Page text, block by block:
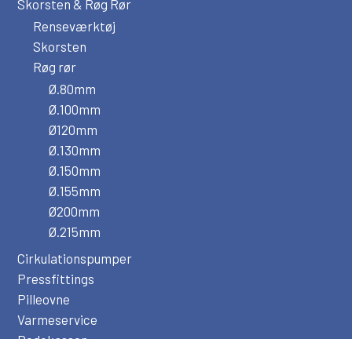
Skorsten & Røg Rør
Renseværktøj
Skorsten
Røg rør
Ø.80mm
Ø.100mm
Ø120mm
Ø.130mm
Ø.150mm
Ø.155mm
Ø200mm
Ø.215mm
Cirkulationspumper
Pressfittings
Pilleovne
Varmeservice